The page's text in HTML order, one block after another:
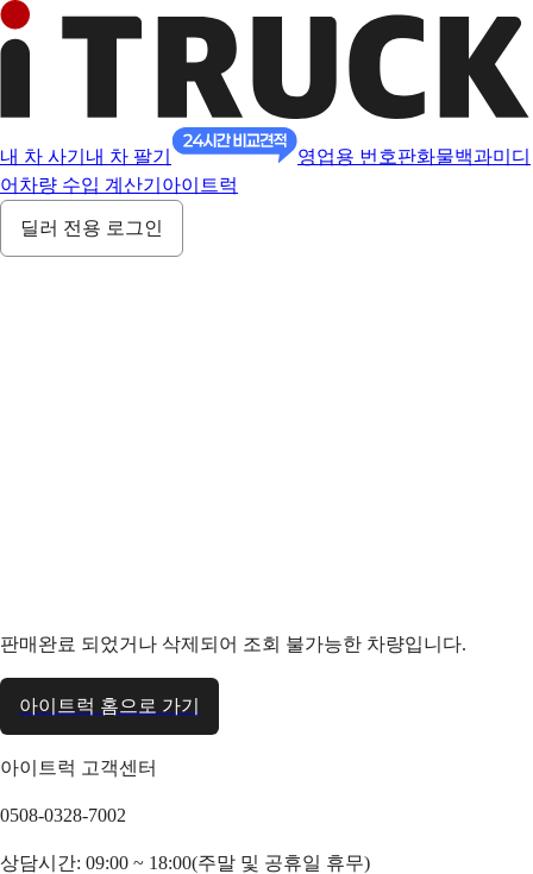
내 차 사기 내 차 팔기 영업용 번호판화물백과미디
어 차량 수입 계산기 아이트럭
딜러 전용 로그인
판매완료 되었거나 삭제되어 조회 불가능한 차량입니다.
아이트럭 홈으로 가기
아이트럭 고객센터
0508-0328-7002
상담시간: 09:00 ~ 18:00(주말 및 공휴일 휴무)